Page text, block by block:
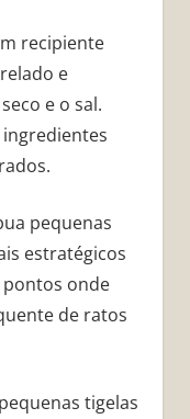
recipiente
e
e o sal.
pequenas
estratégicos
pontos onde
de ratos
tigelas